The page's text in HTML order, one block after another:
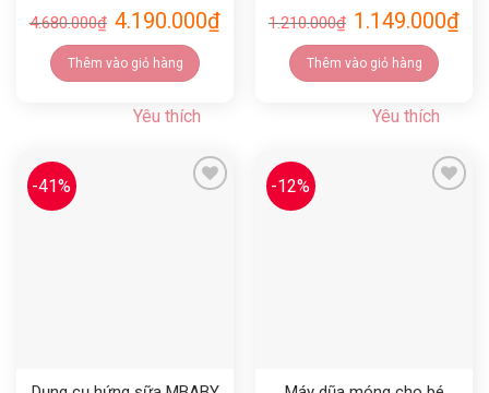
4.680.000₫ 4.190.000₫
Thêm vào giỏ hàng
Yêu thích
1.210.000₫ 1.149.000₫
Thêm vào giỏ hàng
Yêu thích
-41% -12%